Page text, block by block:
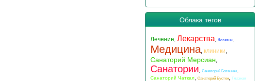
Облака тегов
Лечение Лекарства болезни
Медицина клиники
Санаторий Мерсиан
Санатории Санаторий Ботаника
Санаторий Чаткал Санаторий Бустон
Глазная